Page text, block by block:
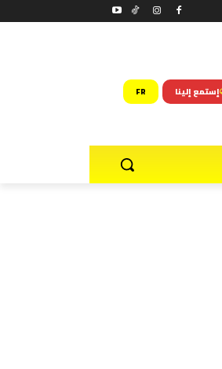
إستمع إلينا FR